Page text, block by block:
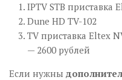
IPTV STB приставка
Dune HD TV-102
TV приставка Eltex
— 2600 рублей
Если нужны